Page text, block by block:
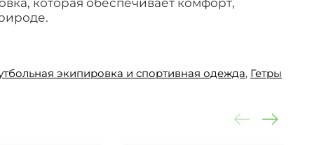
экипировка и спортивная одежда, Гетры